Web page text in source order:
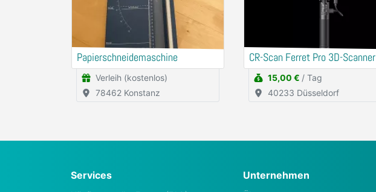
Papierschneidemaschine
Verleih (kostenlos)
78462 Konstanz
CR-Scan Ferret Pro 3D-Scanner
15,00 € / Tag
40233 Düsseldorf
Services Unternehmen